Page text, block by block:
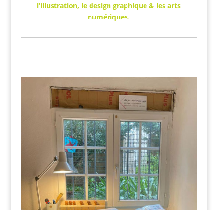
l’illustration, le design graphique & les arts
numériques.